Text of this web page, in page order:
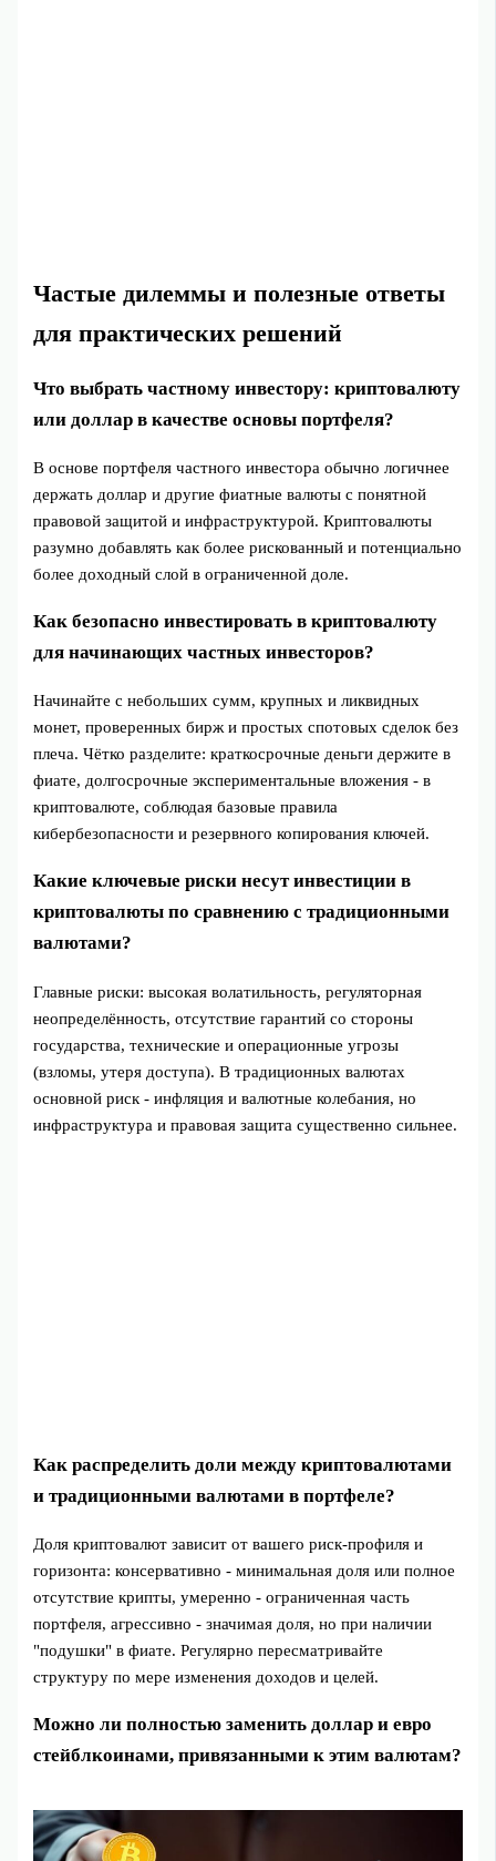
Частые дилеммы и полезные ответы
для практических решений
Что выбрать частному инвестору: криптовалюту
или доллар в качестве основы портфеля?
В основе портфеля частного инвестора обычно логичнее
держать доллар и другие фиатные валюты с понятной
правовой защитой и инфраструктурой. Криптовалюты
разумно добавлять как более рискованный и потенциально
более доходный слой в ограниченной доле.
Как безопасно инвестировать в криптовалюту
для начинающих частных инвесторов?
Начинайте с небольших сумм, крупных и ликвидных
монет, проверенных бирж и простых спотовых сделок без
плеча. Чётко разделите: краткосрочные деньги держите в
фиате, долгосрочные экспериментальные вложения - в
криптовалюте, соблюдая базовые правила
кибербезопасности и резервного копирования ключей.
Какие ключевые риски несут инвестиции в
криптовалюты по сравнению с традиционными
валютами?
Главные риски: высокая волатильность, регуляторная
неопределённость, отсутствие гарантий со стороны
государства, технические и операционные угрозы
(взломы, утеря доступа). В традиционных валютах
основной риск - инфляция и валютные колебания, но
инфраструктура и правовая защита существенно сильнее.
Как распределить доли между криптовалютами
и традиционными валютами в портфеле?
Доля криптовалют зависит от вашего риск-профиля и
горизонта: консервативно - минимальная доля или полное
отсутствие крипты, умеренно - ограниченная часть
портфеля, агрессивно - значимая доля, но при наличии
"подушки" в фиате. Регулярно пересматривайте
структуру по мере изменения доходов и целей.
Можно ли полностью заменить доллар и евро
стейблкоинами, привязанными к этим валютам?